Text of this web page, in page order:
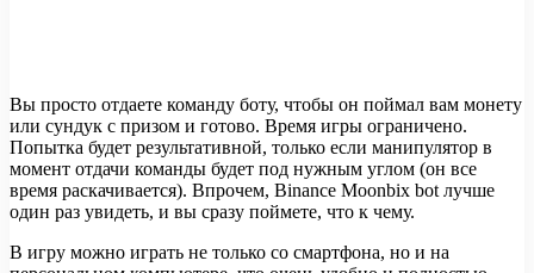
Вы просто отдаете команду боту, чтобы он поймал вам монету
или сундук с призом и готово. Время игры ограничено.
Попытка будет результативной, только если манипулятор в
момент отдачи команды будет под нужным углом (он все
время раскачивается). Впрочем, Binance Moonbix bot лучше
один раз увидеть, и вы сразу поймете, что к чему.
В игру можно играть не только со смартфона, но и на